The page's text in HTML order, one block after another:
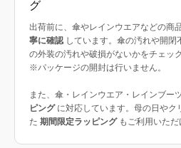
グ
出荷前に、傘やレインウエアなどの商
寧に確認しています。傘の汚れや開閉
の外装の汚れや破損がないかをチェッ
※パッケージの開封は行いません。
また、傘・レインウエア・レインブー
ピングに対応しています。母の日やク
た 期間限定ラッピングもご利用いただ